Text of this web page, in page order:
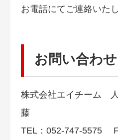
お電話にてご連絡いたし
お問い合わせ
株式会社エイチーム
藤
TEL：052-747-5575